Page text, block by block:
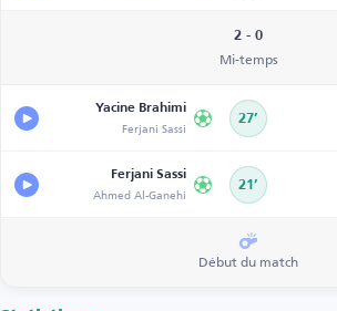
2 - 0
Mi-temps
Yacine Brahimi
Ferjani Sassi 27’
Ferjani Sassi
Ahmed Al-Ganehi 21’
Début du match